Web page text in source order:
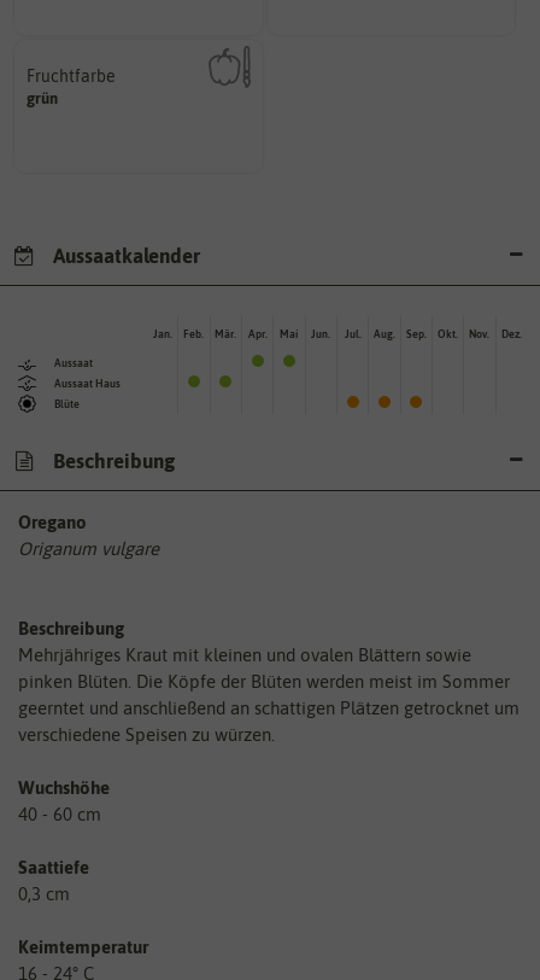
Fruchtfarbe
grün
sie nach dem Reifungsprozess
hat.
Aussaatkalender
Aussaat
Aussaat Haus
Blüte
Jan. Feb. Mär. Apr. Mai Jun. Jul. Aug. Sep. Okt. Nov. Dez.
Beschreibung
Oregano
Origanum vulgare
Beschreibung
Mehrjähriges Kraut mit kleinen und ovalen Blättern sowie
pinken Blüten. Die Köpfe der Blüten werden meist im Sommer
geerntet und anschließend an schattigen Plätzen getrocknet um
verschiedene Speisen zu würzen.
Wuchshöhe
40 - 60 cm
Saattiefe
0,3 cm
Keimtemperatur
16 - 24° C